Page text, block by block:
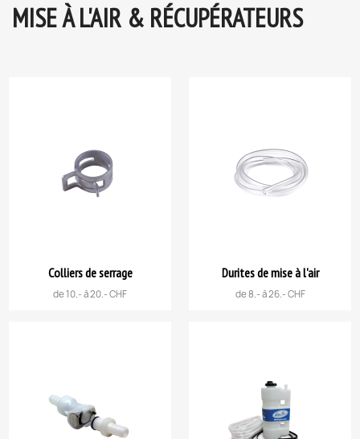
MISE À L'AIR & RÉCUPÉRATEURS
Colliers de serrage
de 10.- à 20.- CHF
Durites de mise à l'air
de 8.- à 26.- CHF